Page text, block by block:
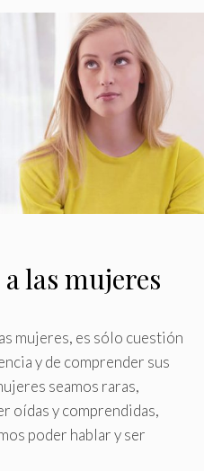
las mujeres
mujeres, es sólo cuestión
y de comprender sus
seamos raras,
oídas y comprendidas,
poder hablar y ser